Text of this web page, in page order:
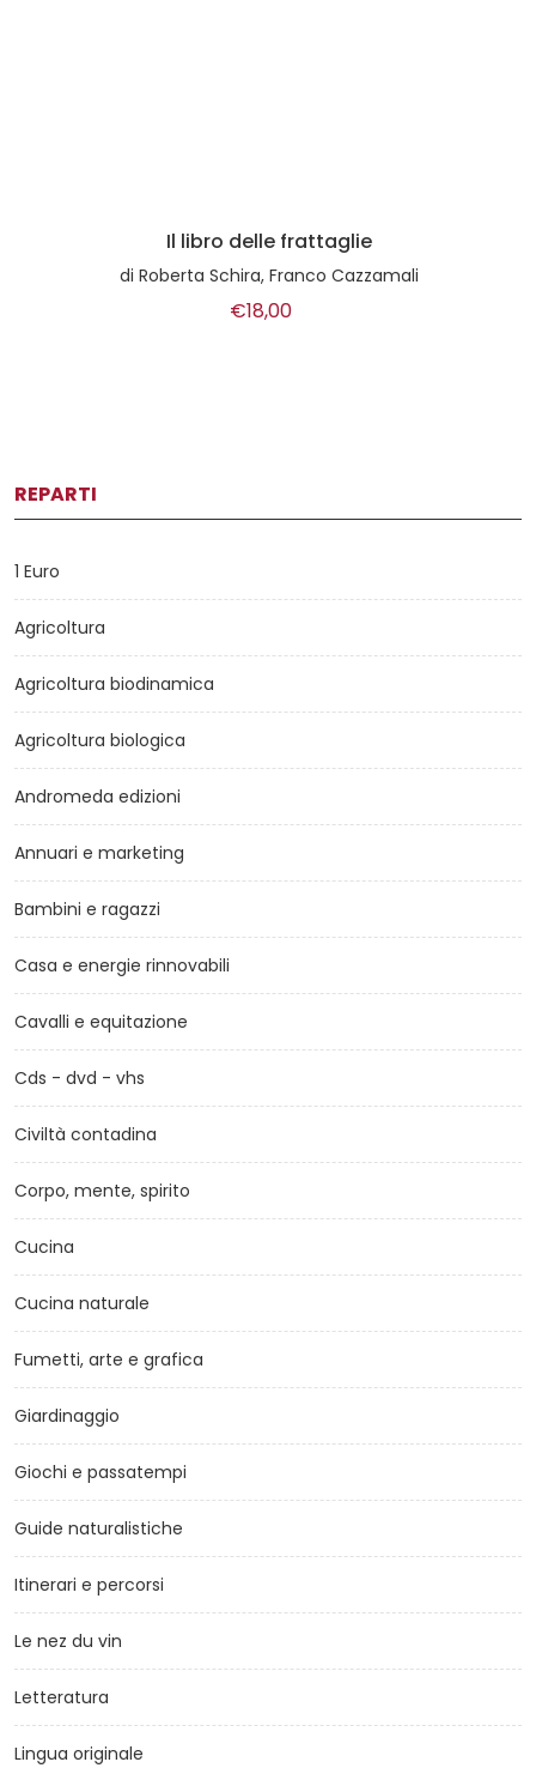
Il libro delle frattaglie
di Roberta Schira, Franco Cazzamali
€18,00
REPARTI
1 Euro
Agricoltura
Agricoltura biodinamica
Agricoltura biologica
Andromeda edizioni
Annuari e marketing
Bambini e ragazzi
Casa e energie rinnovabili
Cavalli e equitazione
Cds - dvd - vhs
Civiltà contadina
Corpo, mente, spirito
Cucina
Cucina naturale
Fumetti, arte e grafica
Giardinaggio
Giochi e passatempi
Guide naturalistiche
Itinerari e percorsi
Le nez du vin
Letteratura
Lingua originale